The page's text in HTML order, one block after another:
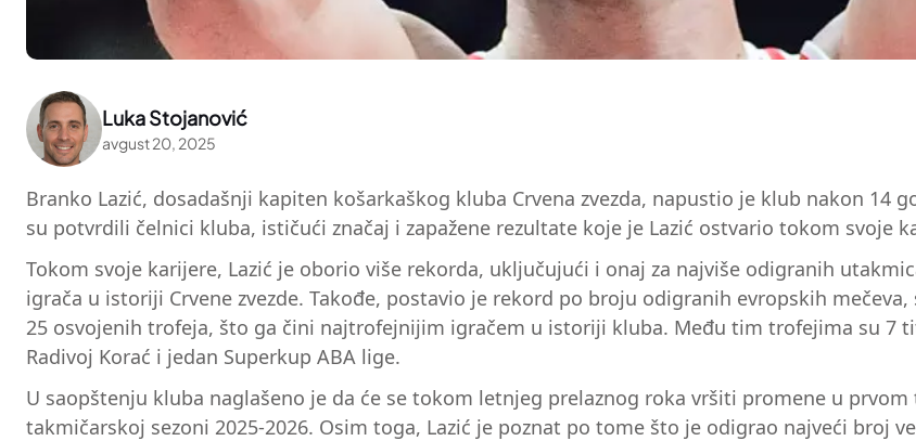
Luka Stojanović
avgust 20, 2025
Branko Lazić, dosadašnji kapiten košarkaškog kluba Crvena zvezda, napustio je klub nakon 14
su potvrdili čelnici kluba, ističući značaj i zapažene rezultate koje je Lazić ostvario tokom svoje
Tokom svoje karijere, Lazić je oborio više rekorda, uključujući i onaj za najviše odigranih
igrača u istoriji Crvene zvezde. Takođe, postavio je rekord po broju odigranih evropskih
25 osvojenih trofeja, što ga čini najtrofejnijim igračem u istoriji kluba. Među tim trofejima su 7
Radivoj Korać i jedan Superkup ABA lige.
U saopštenju kluba naglašeno je da će se tokom letnjeg prelaznog roka vršiti promene u prvom
takmičarskoj sezoni 2025-2026. Osim toga, Lazić je poznat po tome što je odigrao najveći broj